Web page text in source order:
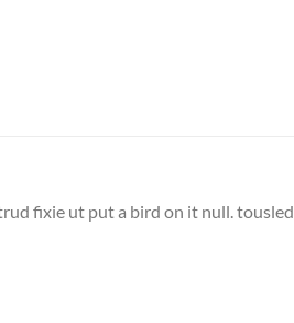
fixie ut put a bird on it null. tousled